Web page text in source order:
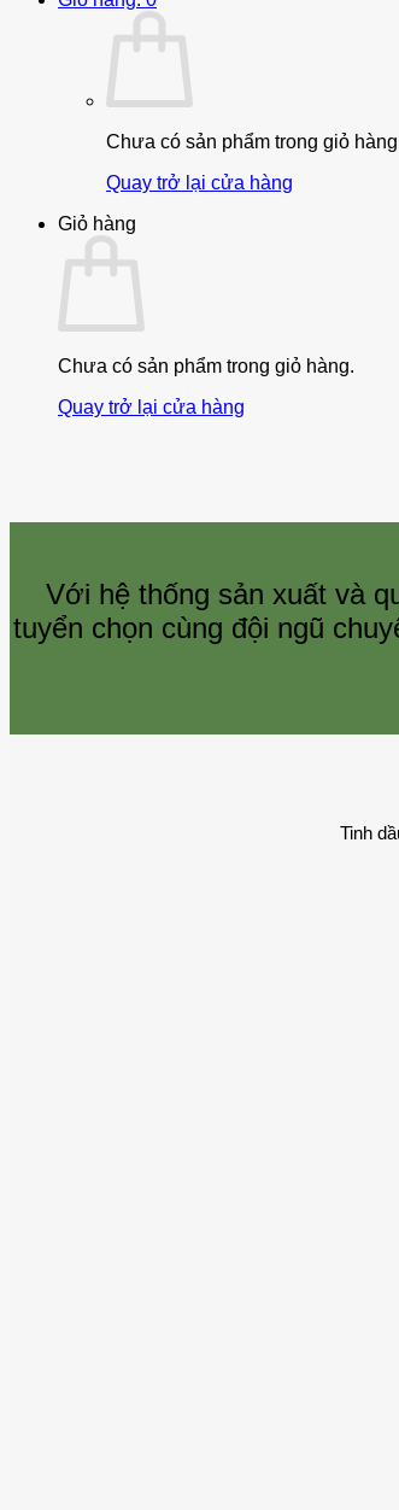
Chưa có sản phẩm trong giỏ
Quay trở lại cửa hàng
Giỏ hàng
Chưa có sản phẩm trong giỏ hàng.
Quay trở lại cửa hàng
Với hệ thống sản xuất và
tuyển chọn cùng đội ngũ
Tinh